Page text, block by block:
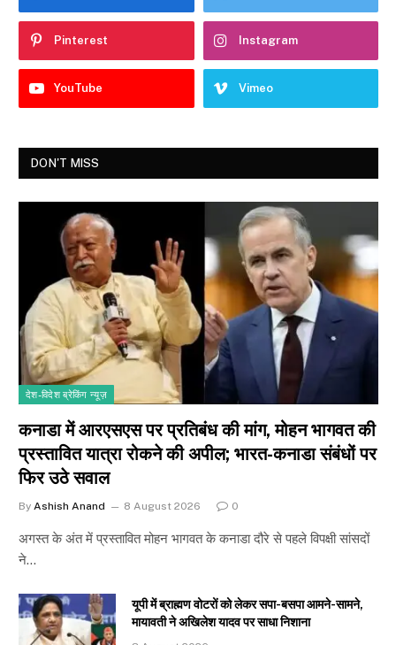
Pinterest Instagram
YouTube Vimeo
DON'T MISS
देश-विदेश ब्रेकिंग न्यूज़
कनाडा में आरएसएस पर प्रतिबंध की मांग, मोहन भागवत की
प्रस्तावित यात्रा रोकने की अपील; भारत-कनाडा संबंधों पर
फिर उठे सवाल
By Ashish Anand 8 August 2026 0
अगस्त के अंत में प्रस्तावित मोहन भागवत के कनाडा दौरे से पहले विपक्षी सांसदों
ने…
यूपी में ब्राह्मण वोटरों को लेकर सपा-बसपा आमने-सामने,
मायावती ने अखिलेश यादव पर साधा निशाना